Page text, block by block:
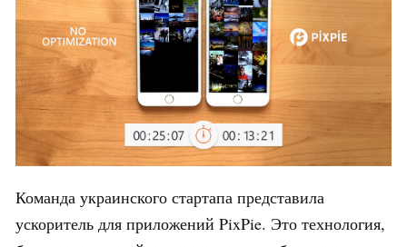
Команда украинского стартапа представила
ускоритель для приложений PixPie. Это технология,